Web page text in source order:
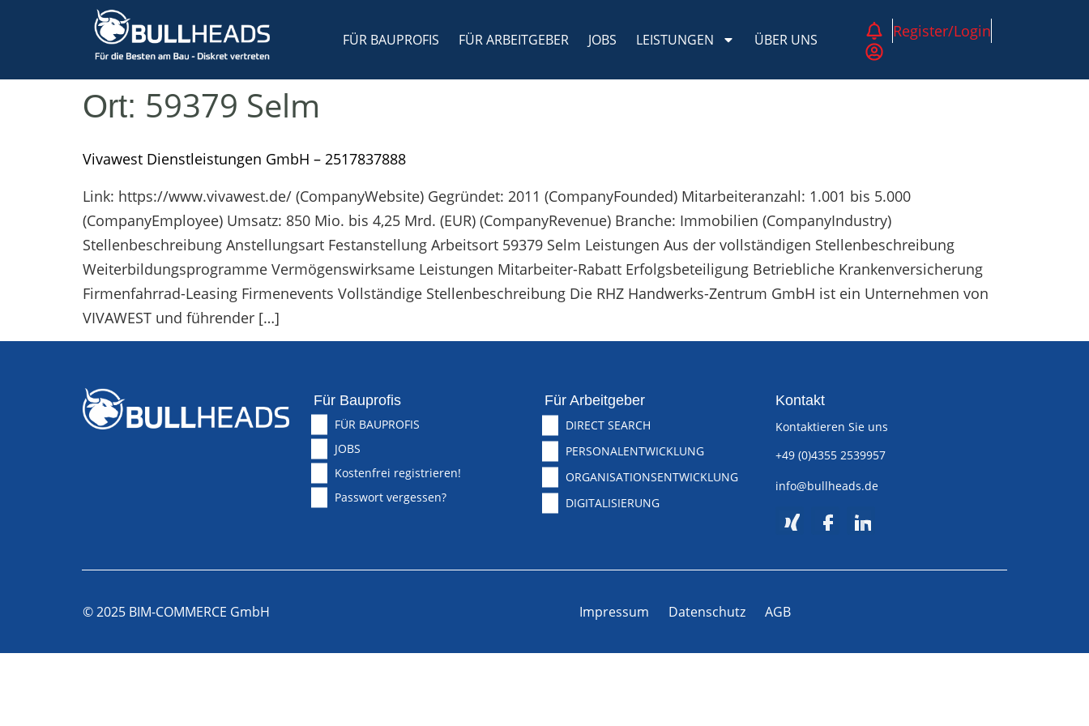
FÜR BAUPROFIS FÜR ARBEITGEBER JOBS LEISTUNGEN ÜBER UNS Register/Login
Ort: 59379 Selm
Vivawest Dienstleistungen GmbH – 2517837888
Link: https://www.vivawest.de/ (CompanyWebsite) Gegründet: 2011 (CompanyFounded) Mitarbeiteranzahl: 1.001 bis 5.000
(CompanyEmployee) Umsatz: 850 Mio. bis 4,25 Mrd. (EUR) (CompanyRevenue) Branche: Immobilien (CompanyIndustry)
Stellenbeschreibung Anstellungsart Festanstellung Arbeitsort 59379 Selm Leistungen Aus der vollständigen Stellenbeschreibung
Weiterbildungsprogramme Vermögenswirksame Leistungen Mitarbeiter-Rabatt Erfolgsbeteiligung Betriebliche Krankenversicherung
Firmenfahrrad-Leasing Firmenevents Vollständige Stellenbeschreibung Die RHZ Handwerks-Zentrum GmbH ist ein Unternehmen von
VIVAWEST und führender […]
Für Bauprofis
FÜR BAUPROFIS
JOBS
Kostenfrei registrieren!
Passwort vergessen?
Für Arbeitgeber
DIRECT SEARCH
PERSONALENTWICKLUNG
ORGANISATIONSENTWICKLUNG
DIGITALISIERUNG
Kontakt
Kontaktieren Sie uns
+49 (0)4355 2539957
info@bullheads.de
© 2025 BIM-COMMERCE GmbH Impressum Datenschutz AGB